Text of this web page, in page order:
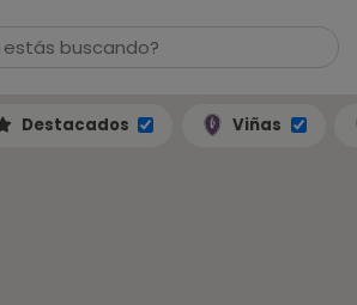
Destacados Viñas